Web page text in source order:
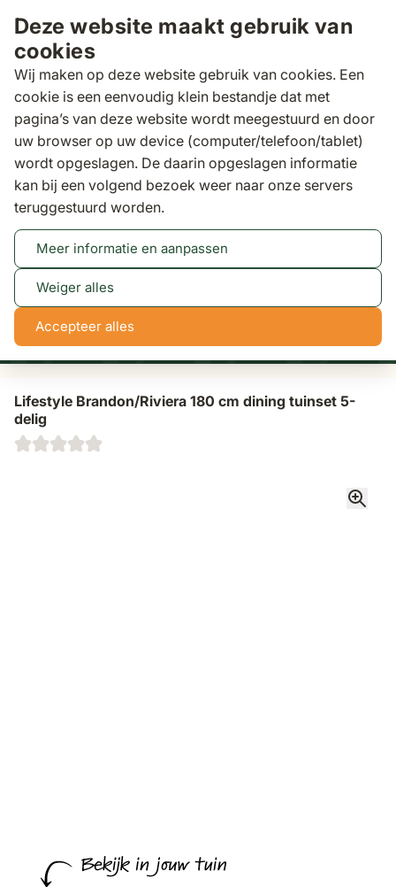
Deze website maakt gebruik van
cookies
Wij maken op deze website gebruik van cookies. Een
cookie is een eenvoudig klein bestandje dat met
pagina’s van deze website wordt meegestuurd en door
uw browser op uw device (computer/telefoon/tablet)
wordt opgeslagen. De daarin opgeslagen informatie
kan bij een volgend bezoek weer naar onze servers
teruggestuurd worden.
Meer informatie en aanpassen
Weiger alles
Accepteer alles
Zoeken
Binnen 3 dagengratis bezorgd
Tuinsets
Lifestyle Brandon/Riviera 180 cm dining
tuinset 5-delig
Tot 50% korting
NaN
dagen
NaN NaN NaN
Lifestyle Brandon/Riviera 180 cm dining tuinset 5-
delig